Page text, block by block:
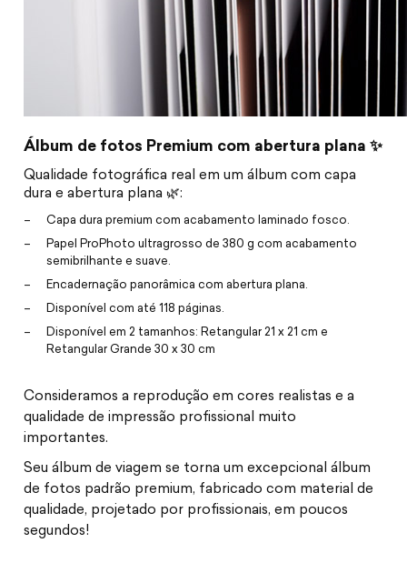
Álbum de fotos Premium com abertura plana ✨
Qualidade fotográfica real em um álbum com capa
dura e abertura plana 🌿:
Capa dura premium com acabamento laminado fosco.
Papel ProPhoto ultragrosso de 380 g com acabamento
semibrilhante e suave.
Encadernação panorâmica com abertura plana.
Disponível com até 118 páginas.
Disponível em 2 tamanhos: Retangular 21 x 21 cm e
Retangular Grande 30 x 30 cm
Consideramos a reprodução em cores realistas e a
qualidade de impressão profissional muito
importantes.
Seu álbum de viagem se torna um excepcional álbum
de fotos padrão premium, fabricado com material de
qualidade, projetado por profissionais, em poucos
segundos!